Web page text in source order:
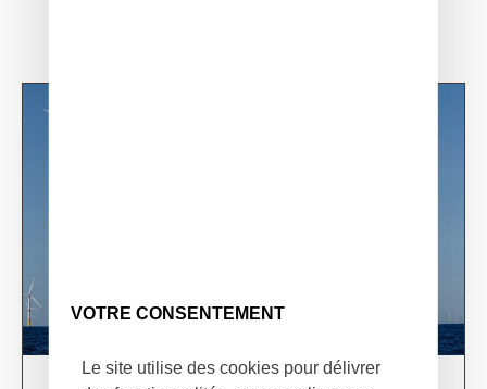
VOTRE CONSENTEMENT
Le site utilise des cookies pour délivrer